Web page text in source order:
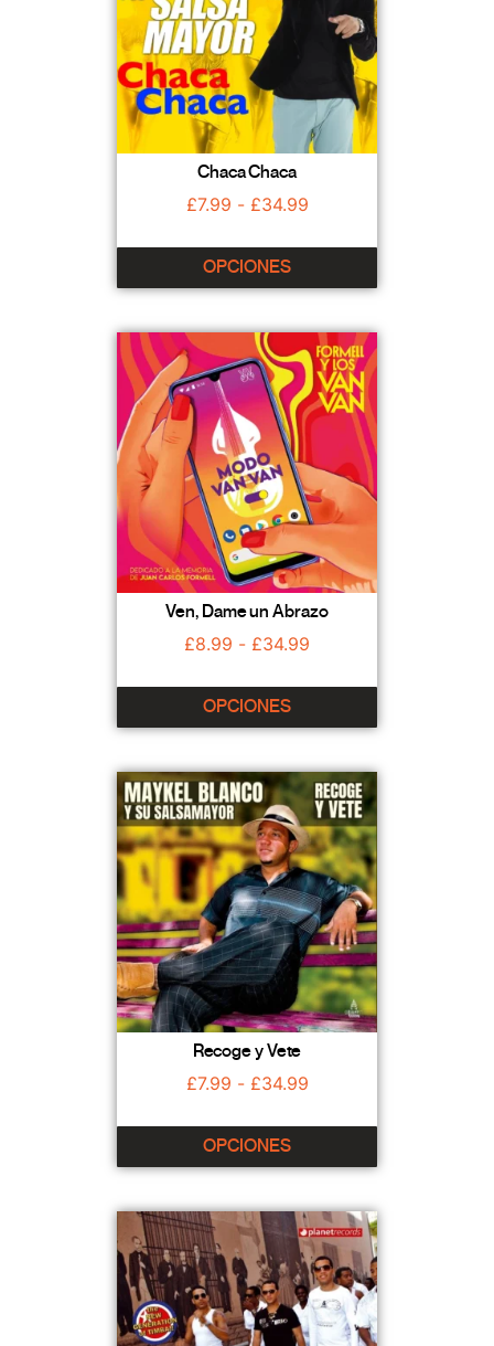
Chaca Chaca
£7.99 - £34.99
OPCIONES
Ven, Dame un Abrazo
£8.99 - £34.99
OPCIONES
Recoge y Vete
£7.99 - £34.99
OPCIONES